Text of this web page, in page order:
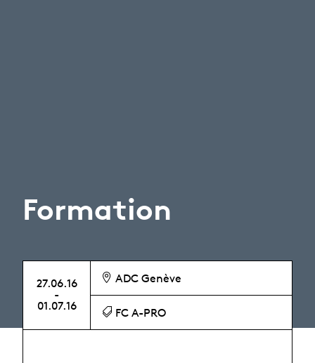
Formation
27.06.16
-
01.07.16
ADC Genève
FC A-PRO